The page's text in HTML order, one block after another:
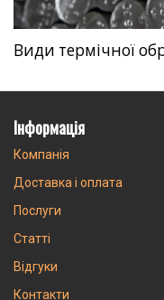
Види термічної
Інформація
Компанія
Доставка і оплата
Послуги
Статті
Відгуки
Контакти